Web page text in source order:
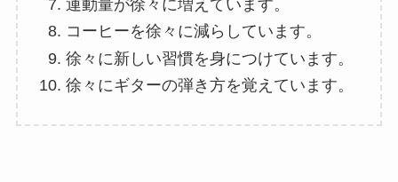
運動量が徐々に増えています。
コーヒーを徐々に減らしています。
徐々に新しい習慣を身につけています。
徐々にギターの弾き方を覚えています。